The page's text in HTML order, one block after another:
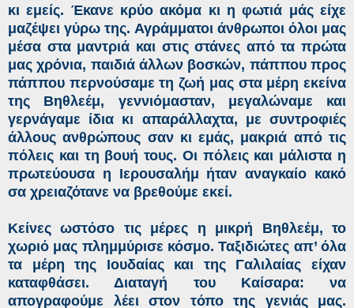
κι εμείς. Έκανε κρύο ακόμα κι η φωτιά μάς είχε
μαζέψει γύρω της. Αγράμματοι άνθρωποι όλοι μας
μέσα στα μαντριά και στις στάνες από τα πρώτα
μας χρόνια, παιδιά άλλων βοσκών, πάππου προς
πάππου περνούσαμε τη ζωή μας στα μέρη εκείνα
της Βηθλεέμ, γεννιόμασταν, μεγαλώναμε και
γερνάγαμε ίδια κι απαράλλαχτα, με συντροφιές
άλλους ανθρώπους σαν κι εμάς, μακριά από τις
πόλεις και τη βουή τους. Οι πόλεις και μάλιστα η
πρωτεύουσα η Ιερουσαλήμ ήταν αναγκαίο κακό
σα χρειαζότανε να βρεθούμε εκεί.
Κείνες ωστόσο τις μέρες η μικρή Βηθλεέμ, το
χωριό μας πλημμύρισε κόσμο. Ταξιδιώτες απ’ όλα
τα μέρη της Ιουδαίας και της Γαλιλαίας είχαν
καταφθάσει. Διαταγή του Καίσαρα: να
απογραφούμε λέει στον τόπο της γενιάς μας.